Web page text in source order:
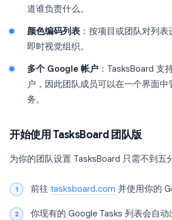
道谁负责什么。
颜色编码列表 ：按项目或团队对列
即时视觉组织。
多个 Google 帐户 ：TasksBoard 支
户，因此团队成员可以在一个界面
务。
开始使用 TasksBoard 团队版
为你的团队设置 TasksBoard 只需不到五
前往 tasksboard.com 并使用你的
你现有的 Google Tasks 列表会自动